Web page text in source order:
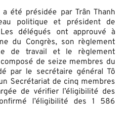
été présidée par Trân Thanh
politique et président de
Les délégués ont approuvé à
du Congrès, son règlement
de travail et le règlement
de seize membres du
par le secrétaire général Tô
Secrétariat de cinq membres
de vérifier l’éligibilité des
l’éligibilité des 1 586